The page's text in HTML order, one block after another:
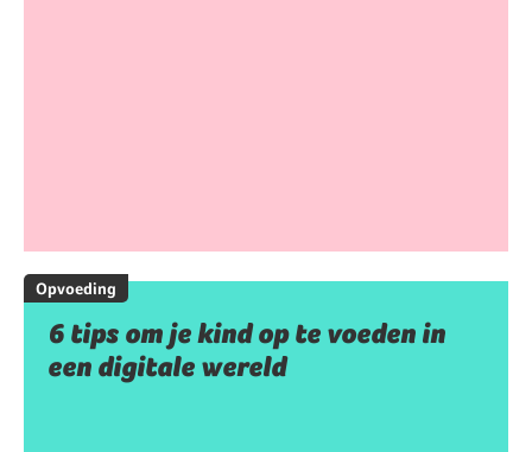
Opvoeding
6 tips om je kind op te voeden in
een digitale wereld